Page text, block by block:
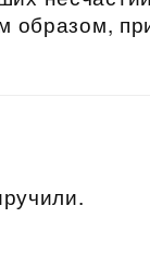
образом,